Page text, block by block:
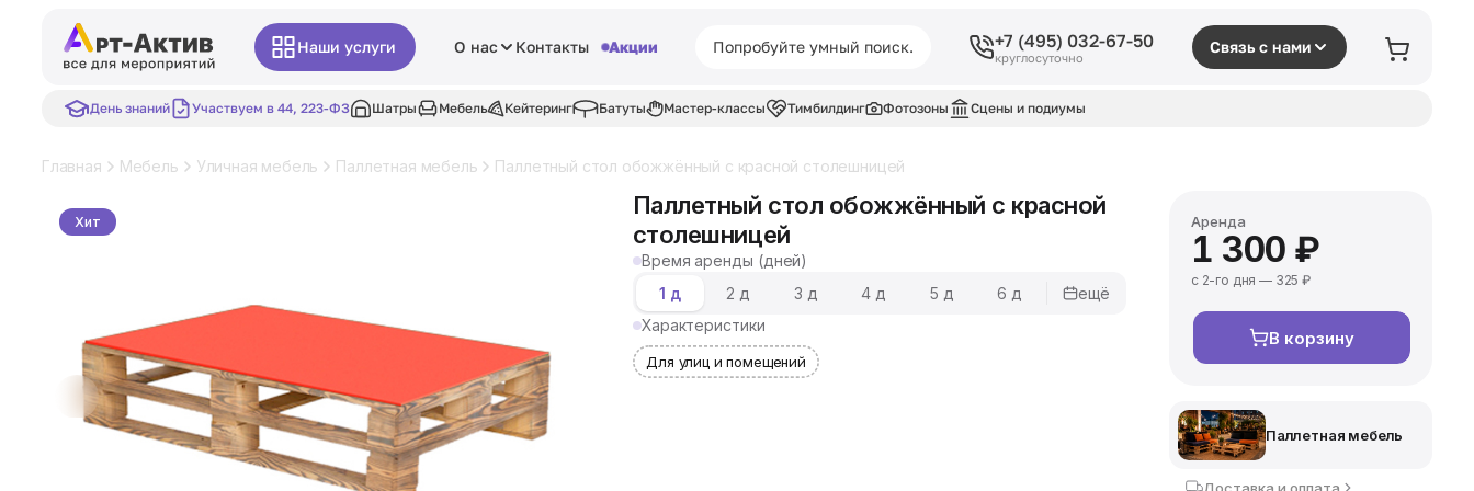
Наши услуги О нас Контакты Акции +7 (495) 032-67-50
круглосуточно
Связь с нами
День знаний Участвуем в 44, 223-ФЗ Шатры Мебель Кейтеринг Батуты Мастер-классы Тимбилдинг Фотозоны Сцены и подиумы
Главная Мебель Уличная мебель Паллетная мебель Паллетный стол обожжённый c красной столешницей
Хит
Паллетный стол обожжённый c красной
столешницей
Время аренды (дней)
1 д
2 д 3 д 4 д 5 д 6 д
ещё
Характеристики
Для улиц и помещений
Аренда
1 300 ₽
с 2-го дня — 325 ₽
В корзину
Паллетная мебель